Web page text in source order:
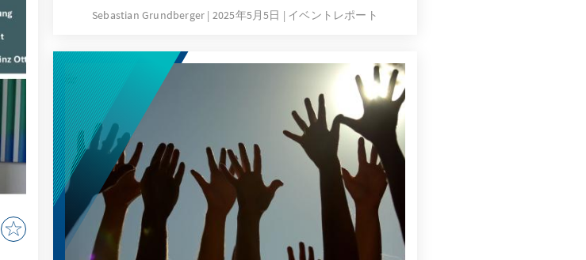
Harbarth in Quito bestimmten. Highlights des von
Treffen der deutschen Delegation mit dem
ecuadorianischen Verfassungsgericht sowie eine
Vorlesung von Prof. Harbarth an der Universidad San
Francisco.
Sebastian Grundberger 2025年5月5日 イベントレポート